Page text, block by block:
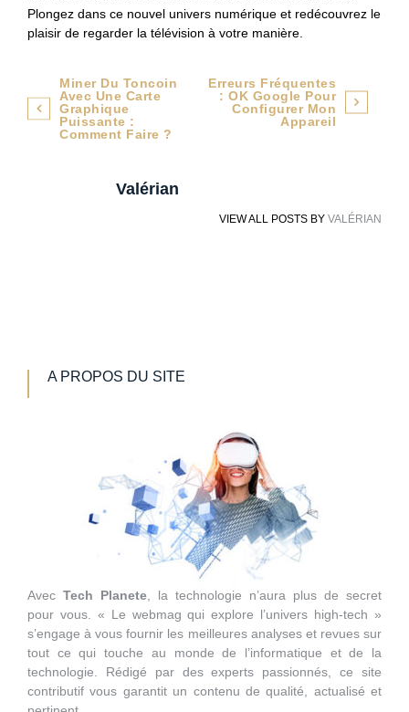
Plongez dans ce nouvel univers numérique et redécouvrez le
plaisir de regarder la télévision à votre manière.
Navigation
de
l’article
Miner Du Toncoin
Avec Une Carte
Graphique
Puissante :
Comment Faire ?
Erreurs Fréquentes
: OK Google Pour
Configurer Mon
Appareil
Valérian
VIEW ALL POSTS BY VALÉRIAN
A PROPOS DU SITE
Avec Tech Planete , la technologie n’aura plus de secret
pour vous. « Le webmag qui explore l’univers high-tech »
s’engage à vous fournir les meilleures analyses et revues sur
tout ce qui touche au monde de l’informatique et de la
technologie. Rédigé par des experts passionnés, ce site
contributif vous garantit un contenu de qualité, actualisé et